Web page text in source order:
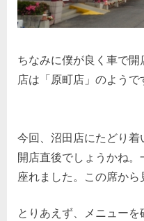
ちなみに僕が良く車で
店は「原町店」のようで
今回、沼田店にたどり
開店直後でしょうかね
座れました。この席から
とりあえず、メニュー